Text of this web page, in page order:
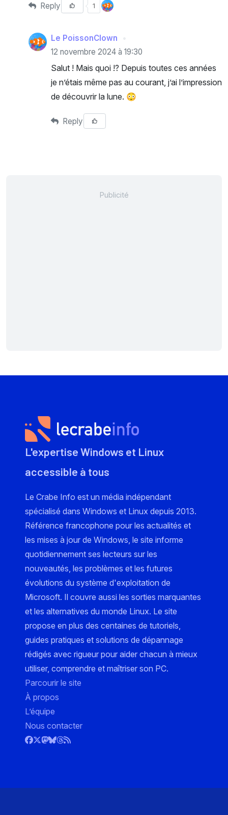
Reply 1
Le PoissonClown
12 novembre 2024 à 19:30
Salut ! Mais quoi !? Depuis toutes ces années
je n’étais même pas au courant, j’ai l’impression
de découvrir la lune. 😳
Reply
L'expertise Windows et Linux
accessible à tous
Le Crabe Info est un média indépendant
spécialisé dans Windows et Linux depuis 2013.
Référence francophone pour les actualités et
les mises à jour de Windows, le site informe
quotidiennement ses lecteurs sur les
nouveautés, les problèmes et les futures
évolutions du système d'exploitation de
Microsoft. Il couvre aussi les sorties marquantes
et les alternatives du monde Linux. Le site
propose en plus des centaines de tutoriels,
guides pratiques et solutions de dépannage
rédigés avec rigueur pour aider chacun à mieux
utiliser, comprendre et maîtriser son PC.
Parcourir le site
À propos
L’équipe
Nous contacter